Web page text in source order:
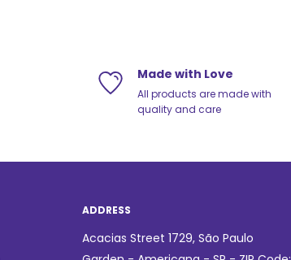
Made with Love
All products are made with
quality and care
ADDRESS
Acacias Street 1729, São Paulo